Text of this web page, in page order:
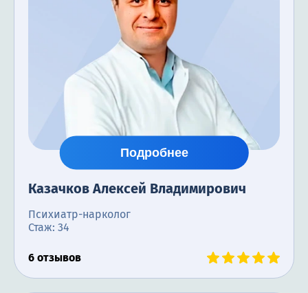
Круглосуточно, анонимно
Адрес call-центра
Томилино, ул. Гаршина, 17Подробнее
Казачков Алексей Владимирович
Психиатр-нарколог
Стаж: 34
6 отзывов